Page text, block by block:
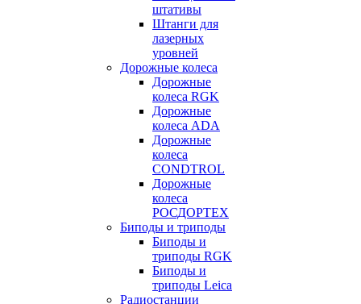
штативы
Штанги для
лазерных
уровней
Дорожные колеса
Дорожные
колеса RGK
Дорожные
колеса ADA
Дорожные
колеса
CONDTROL
Дорожные
колеса
РОСДОРТЕХ
Биподы и триподы
Биподы и
триподы RGK
Биподы и
триподы Leica
Радиостанции